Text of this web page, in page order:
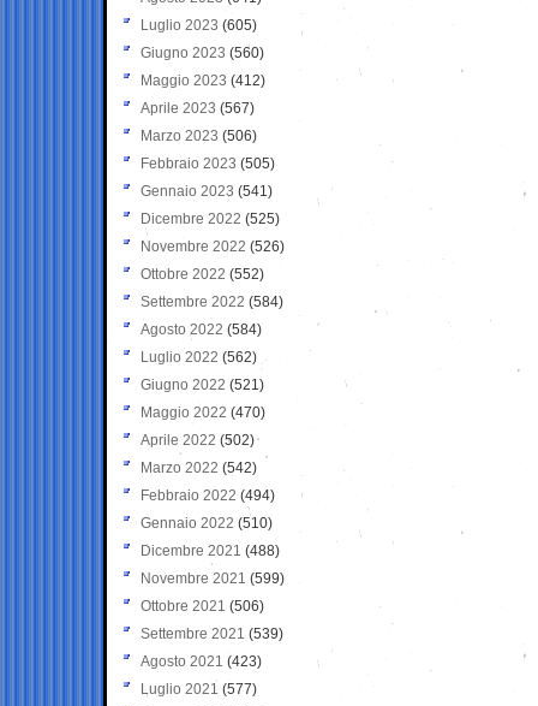
Luglio 2023 (605)
Giugno 2023 (560)
Maggio 2023 (412)
Aprile 2023 (567)
Marzo 2023 (506)
Febbraio 2023 (505)
Gennaio 2023 (541)
Dicembre 2022 (525)
Novembre 2022 (526)
Ottobre 2022 (552)
Settembre 2022 (584)
Agosto 2022 (584)
Luglio 2022 (562)
Giugno 2022 (521)
Maggio 2022 (470)
Aprile 2022 (502)
Marzo 2022 (542)
Febbraio 2022 (494)
Gennaio 2022 (510)
Dicembre 2021 (488)
Novembre 2021 (599)
Ottobre 2021 (506)
Settembre 2021 (539)
Agosto 2021 (423)
Luglio 2021 (577)